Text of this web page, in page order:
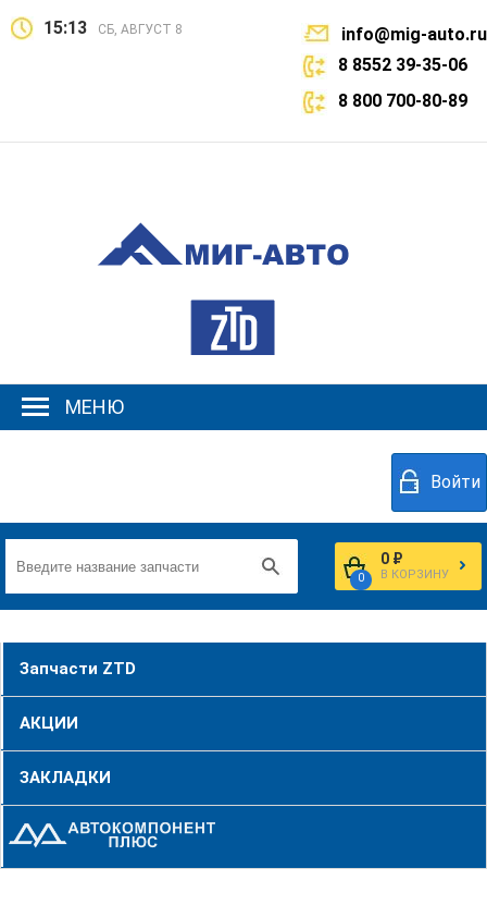
15:13 СБ, АВГУСТ 8
info@mig-auto.ru
8 8552 39-35-06
8 800 700-80-89
МЕНЮ
Войти
0
0 ₽
В КОРЗИНУ
Запчасти ZTD
АКЦИИ
ЗАКЛАДКИ